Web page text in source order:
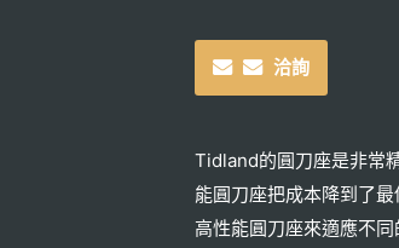
洽詢
Tidland的圓刀座是非常
能圓刀座把成本降到了
高性能圓刀座來適應不